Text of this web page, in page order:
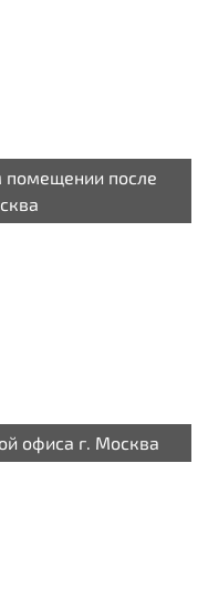
помещении после
офиса г. Москва